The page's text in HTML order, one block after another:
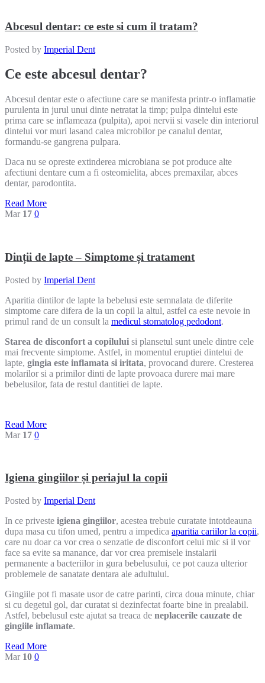
Abcesul dentar: ce este si cum il tratam?
Posted by Imperial Dent
Ce este abcesul dentar?
Abcesul dentar este o afectiune care se manifesta printr-o inflamatie
purulenta in jurul unui dinte netratat la timp; pulpa dintelui este
prima care se inflameaza (pulpita), apoi nervii si vasele din interiorul
dintelui vor muri lasand calea microbilor pe canalul dentar,
formandu-se gangrena pulpara.
Daca nu se opreste extinderea microbiana se pot produce alte
afectiuni dentare cum a fi osteomielita, abces premaxilar, abces
dentar, parodontita.
Read More
Mar 17 0
Dinții de lapte – Simptome și tratament
Posted by Imperial Dent
Aparitia dintilor de lapte la bebelusi este semnalata de diferite
simptome care difera de la un copil la altul, astfel ca este nevoie in
primul rand de un consult la medicul stomatolog pedodont.
Starea de disconfort a copilului si plansetul sunt unele dintre cele
mai frecvente simptome. Astfel, in momentul eruptiei dintelui de
lapte, gingia este inflamata si iritata, provocand durere. Cresterea
molarilor si a primilor dinti de lapte provoaca durere mai mare
bebelusilor, fata de restul dantitiei de lapte.
Read More
Mar 17 0
Igiena gingiilor și periajul la copii
Posted by Imperial Dent
In ce priveste igiena gingiilor, acestea trebuie curatate intotdeauna
dupa masa cu tifon umed, pentru a impedica aparitia cariilor la copii,
care nu doar ca vor crea o senzatie de disconfort celui mic si il vor
face sa evite sa manance, dar vor crea premisele instalarii
permanente a bacteriilor in gura bebelusului, ce pot cauza ulterior
problemele de sanatate dentara ale adultului.
Gingiile pot fi masate usor de catre parinti, circa doua minute, chiar
si cu degetul gol, dar curatat si dezinfectat foarte bine in prealabil.
Astfel, bebelusul este ajutat sa treaca de neplacerile cauzate de
gingiile inflamate.
Read More
Mar 10 0